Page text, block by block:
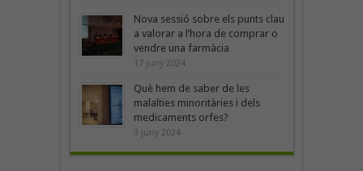
Nova sessió sobre els punts clau
a valorar a l’hora de comprar o
vendre una farmàcia
17 juny 2024
Què hem de saber de les
malalties minoritàries i dels
medicaments orfes?
3 juny 2024